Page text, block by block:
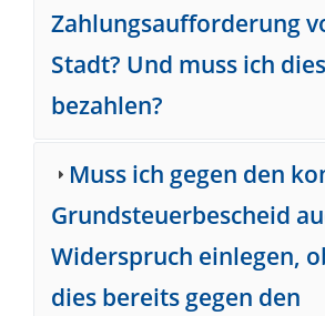
Zahlungsaufforderung
Stadt? Und muss ich
bezahlen?
Muss ich gegen den
Grundsteuerbescheid
Widerspruch einlegen,
dies bereits gegen den